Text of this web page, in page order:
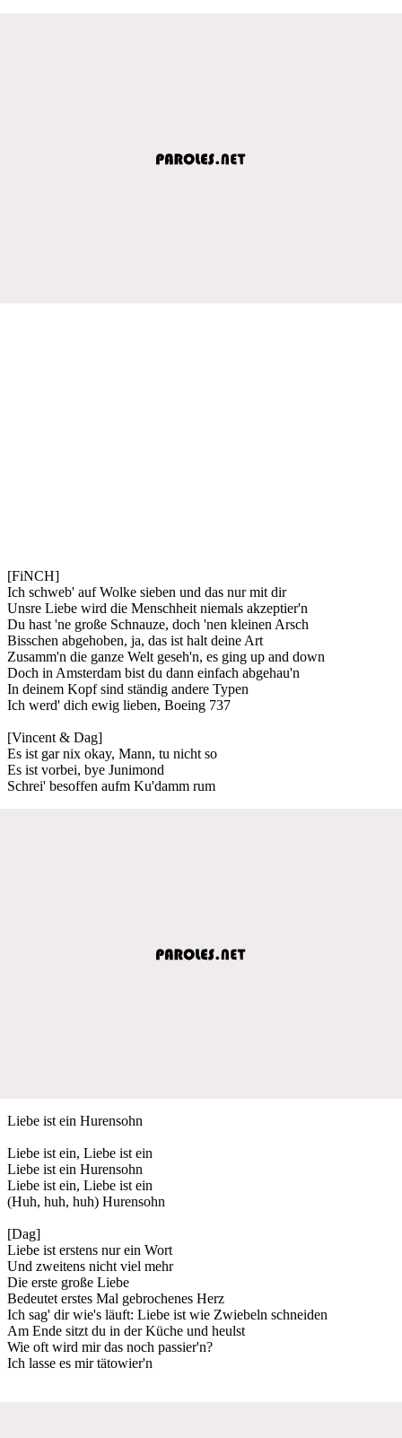
[FiNCH]
Ich schweb' auf Wolke sieben und das nur mit dir
Unsre Liebe wird die Menschheit niemals akzeptier'n
Du hast 'ne große Schnauze, doch 'nen kleinen Arsch
Bisschen abgehoben, ja, das ist halt deine Art
Zusamm'n die ganze Welt geseh'n, es ging up and down
Doch in Amsterdam bist du dann einfach abgehau'n
In deinem Kopf sind ständig andere Typen
Ich werd' dich ewig lieben, Boeing 737
[Vincent & Dag]
Es ist gar nix okay, Mann, tu nicht so
Es ist vorbei, bye Junimond
Schrei' besoffen aufm Ku'damm rum
Liebe ist ein Hurensohn
Liebe ist ein, Liebe ist ein
Liebe ist ein Hurensohn
Liebe ist ein, Liebe ist ein
(Huh, huh, huh) Hurensohn
[Dag]
Liebe ist erstens nur ein Wort
Und zweitens nicht viel mehr
Die erste große Liebe
Bedeutet erstes Mal gebrochenes Herz
Ich sag' dir wie's läuft: Liebe ist wie Zwiebeln schneiden
Am Ende sitzt du in der Küche und heulst
Wie oft wird mir das noch passier'n?
Ich lasse es mir tätowier'n